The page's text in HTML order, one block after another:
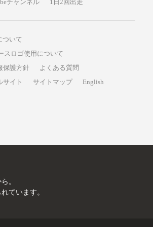
チャンネル 1日2回出走
ついて
スロゴ使用について
保護方針
よくある質問
サイト サイトマップ English
。
ています。